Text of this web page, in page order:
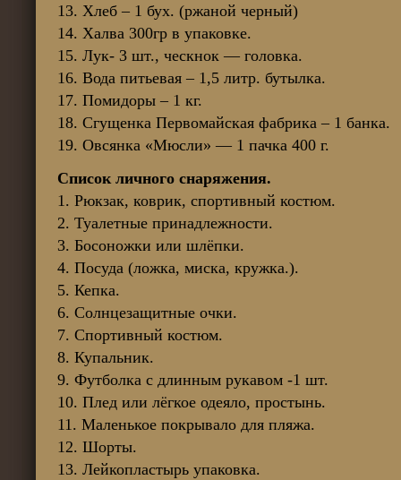
13. Хлеб – 1 бух. (ржаной черный)
14. Халва 300гр в упаковке.
15. Лук- 3 шт., ческнок — головка.
16. Вода питьевая – 1,5 литр. бутылка.
17. Помидоры – 1 кг.
18. Сгущенка Первомайская фабрика – 1 банка.
19. Овсянка «Мюсли» — 1 пачка 400 г.
Список личного снаряжения.
1. Рюкзак, коврик, спортивный костюм.
2. Туалетные принадлежности.
3. Босоножки или шлёпки.
4. Посуда (ложка, миска, кружка.).
5. Кепка.
6. Солнцезащитные очки.
7. Спортивный костюм.
8. Купальник.
9. Футболка с длинным рукавом -1 шт.
10. Плед или лёгкое одеяло, простынь.
11. Маленькое покрывало для пляжа.
12. Шорты.
13. Лейкопластырь упаковка.